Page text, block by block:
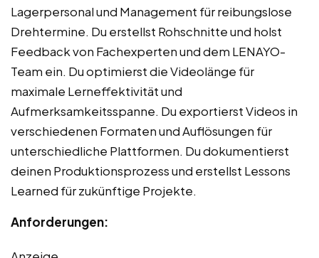
Lagerpersonal und Management für reibungslose
Drehtermine. Du erstellst Rohschnitte und holst
Feedback von Fachexperten und dem LENAYO-
Team ein. Du optimierst die Videolänge für
maximale Lerneffektivität und
Aufmerksamkeitsspanne. Du exportierst Videos in
verschiedenen Formaten und Auflösungen für
unterschiedliche Plattformen. Du dokumentierst
deinen Produktionsprozess und erstellst Lessons
Learned für zukünftige Projekte.
Anforderungen: